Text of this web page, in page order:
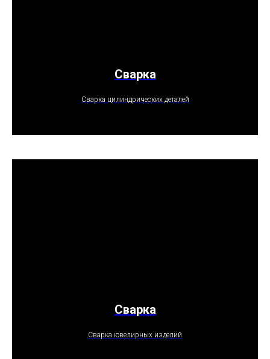
Сварка
Сварка цилиндрических деталей
Сварка
Сварка ювелирных изделий